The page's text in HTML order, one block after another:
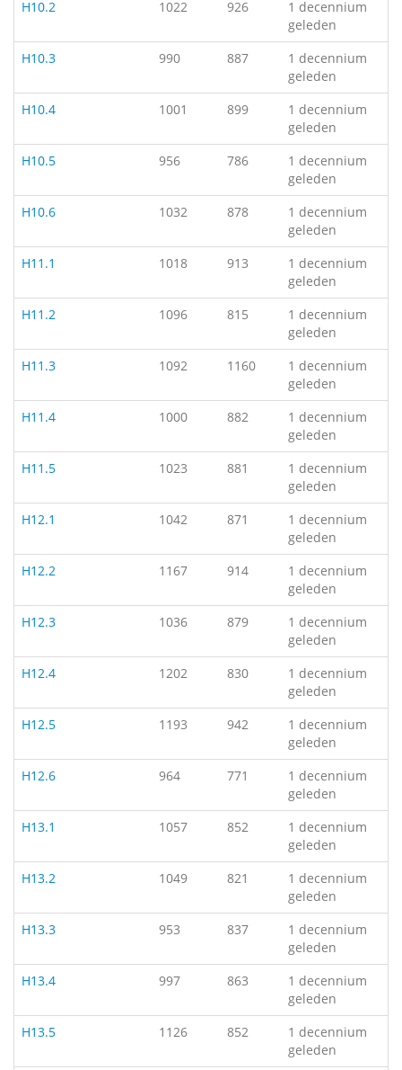
H10.2
1022 926
1 decennium
geleden
H10.3
990 887
1 decennium
geleden
H10.4
1001 899
1 decennium
geleden
H10.5
956 786
1 decennium
geleden
H10.6
1032 878
1 decennium
geleden
H11.1
1018 913
1 decennium
geleden
H11.2
1096 815
1 decennium
geleden
H11.3
1092 1160
1 decennium
geleden
H11.4
1000 882
1 decennium
geleden
H11.5
1023 881
1 decennium
geleden
H12.1
1042 871
1 decennium
geleden
H12.2
1167 914
1 decennium
geleden
H12.3
1036 879
1 decennium
geleden
H12.4
1202 830
1 decennium
geleden
H12.5
1193 942
1 decennium
geleden
H12.6
964 771
1 decennium
geleden
H13.1
1057 852
1 decennium
geleden
H13.2
1049 821
1 decennium
geleden
H13.3
953 837
1 decennium
geleden
H13.4
997 863
1 decennium
geleden
H13.5
1126 852
1 decennium
geleden